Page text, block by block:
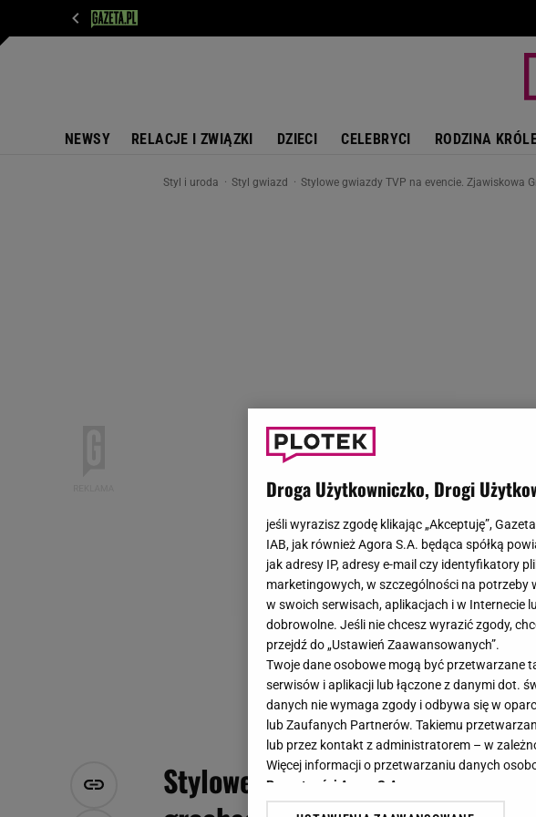
NEWSY RELACJE I ZWIĄZKI DZIECI CELEBRYCI RODZINA
Styl i uroda Styl gwiazd Stylowe gwiazdy TVP na evencie. Zjawiskowa
Stylowe gwiazdy TVP na
Droga Użytkowniczko, Drogi
jeśli wyrazisz zgodę klikając „Akceptuję”,
IAB, jak również Agora S.A. będąca spółką
jak adresy IP, adresy e-mail czy identyfikatory
marketingowych, w szczególności na
w swoich serwisach, aplikacjach i w Internecie
dobrowolne. Jeśli nie chcesz wyrazić zgody,
przejdź do „Ustawień Zaawansowanych”.
Twoje dane osobowe mogą być przetwarzane
serwisów i aplikacji lub łączone z danymi dot.
danych nie wymaga zgody i odbywa się w
lub Zaufanych Partnerów. Takiemu
lub przez kontakt z administratorem – w
Więcej informacji o przetwarzaniu danych
Prywatności Agora S.A.